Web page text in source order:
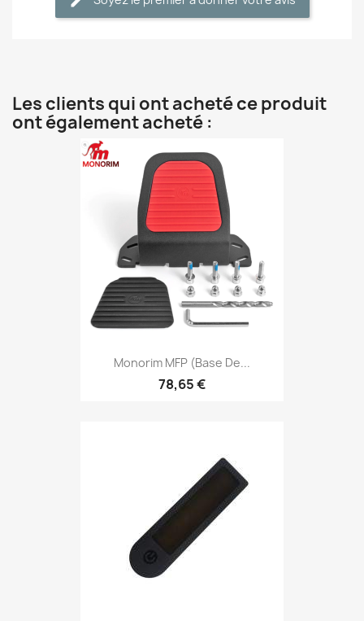
Les clients qui ont acheté ce produit
ont également acheté :
Monorim MFP (base De...
78,65 €